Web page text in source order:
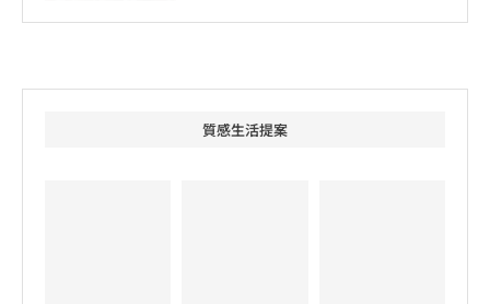
質感生活提案